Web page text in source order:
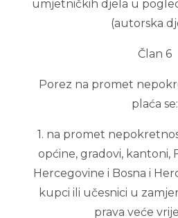
umjetničkih djela u
(autorska
Član 6
Porez na promet
plaća se:
1. na promet
općine, gradovi, kantoni,
Hercegovine i Bosna i
kupci ili učesnici u
prava veće